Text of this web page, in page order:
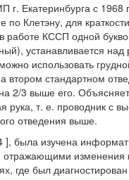
г. Екатеринбурга с 1968
Клетэну, для
работе КССП одной
устанавливается над
использовать
втором стандартном
2/3 выше его.
рука, т. е. проводник с
отведения выше.
была изучена
отражающими изменения
где был диагностирован